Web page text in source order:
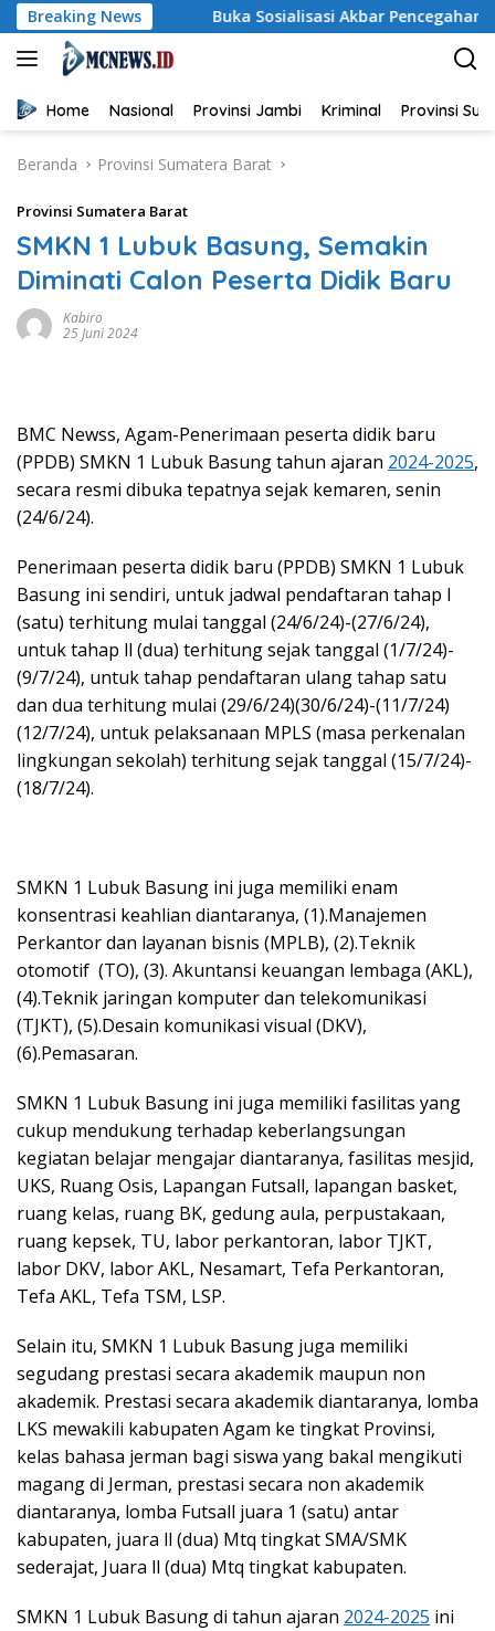
Langsung
ke
konten
Breaking NewsBuka Sosialisasi Akbar Pencegahan IRET, TCC,
Home Nasional Provinsi Jambi Kriminal Provinsi
Beranda Provinsi Sumatera Barat
Provinsi Sumatera Barat
SMKN 1 Lubuk Basung, Semakin
Diminati Calon Peserta Didik Baru
Kabiro
25 Juni 2024
BMC Newss, Agam-Penerimaan peserta didik baru
(PPDB) SMKN 1 Lubuk Basung tahun ajaran 2024-2025,
secara resmi dibuka tepatnya sejak kemaren, senin
(24/6/24).
Penerimaan peserta didik baru (PPDB) SMKN 1 Lubuk
Basung ini sendiri, untuk jadwal pendaftaran tahap l
(satu) terhitung mulai tanggal (24/6/24)-(27/6/24),
untuk tahap ll (dua) terhitung sejak tanggal (1/7/24)-
(9/7/24), untuk tahap pendaftaran ulang tahap satu
dan dua terhitung mulai (29/6/24)(30/6/24)-(11/7/24)
(12/7/24), untuk pelaksanaan MPLS (masa perkenalan
lingkungan sekolah) terhitung sejak tanggal (15/7/24)-
(18/7/24).
SMKN 1 Lubuk Basung ini juga memiliki enam
konsentrasi keahlian diantaranya, (1).Manajemen
Perkantor dan layanan bisnis (MPLB), (2).Teknik
otomotif (TO), (3). Akuntansi keuangan lembaga (AKL),
(4).Teknik jaringan komputer dan telekomunikasi
(TJKT), (5).Desain komunikasi visual (DKV),
(6).Pemasaran.
SMKN 1 Lubuk Basung ini juga memiliki fasilitas yang
cukup mendukung terhadap keberlangsungan
kegiatan belajar mengajar diantaranya, fasilitas mesjid,
UKS, Ruang Osis, Lapangan Futsall, lapangan basket,
ruang kelas, ruang BK, gedung aula, perpustakaan,
ruang kepsek, TU, labor perkantoran, labor TJKT,
labor DKV, labor AKL, Nesamart, Tefa Perkantoran,
Tefa AKL, Tefa TSM, LSP.
Selain itu, SMKN 1 Lubuk Basung juga memiliki
segudang prestasi secara akademik maupun non
akademik. Prestasi secara akademik diantaranya, lomba
LKS mewakili kabupaten Agam ke tingkat Provinsi,
kelas bahasa jerman bagi siswa yang bakal mengikuti
magang di Jerman, prestasi secara non akademik
diantaranya, lomba Futsall juara 1 (satu) antar
kabupaten, juara ll (dua) Mtq tingkat SMA/SMK
sederajat, Juara ll (dua) Mtq tingkat kabupaten.
SMKN 1 Lubuk Basung di tahun ajaran 2024-2025 ini